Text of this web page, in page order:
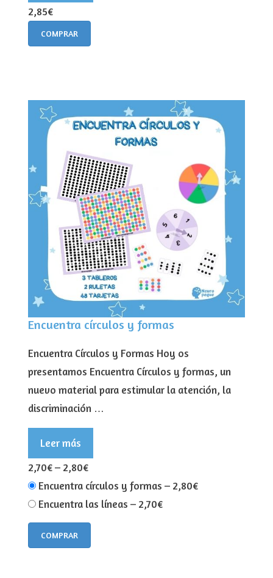
2,85€
COMPRAR
Encuentra círculos y formas
Encuentra Círculos y Formas Hoy os
presentamos Encuentra Círculos y formas, un
nuevo material para estimular la atención, la
discriminación …
Leer más
2,70€– 2,80€
Encuentra círculos y formas – 2,80€
Encuentra las líneas – 2,70€
COMPRAR